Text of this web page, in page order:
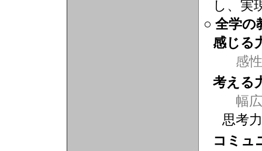
し、実
○ 全学の
感じる
感性
考える
幅
思考力
コミュ